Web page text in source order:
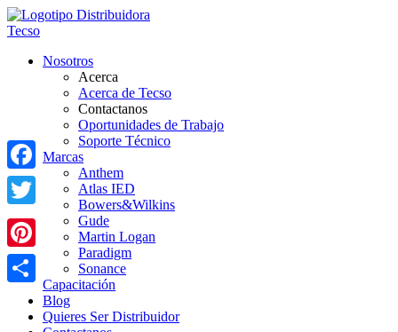
Nosotros
Acerca
Acerca de Tecso
Contactanos
Oportunidades de Trabajo
Soporte Técnico
Marcas
Anthem
Atlas IED
Bowers&Wilkins
Gude
Martin Logan
Paradigm
Sonance
Capacitación
Blog
Quieres Ser Distribuidor
Facebook
Twitter
Pinterest
Share